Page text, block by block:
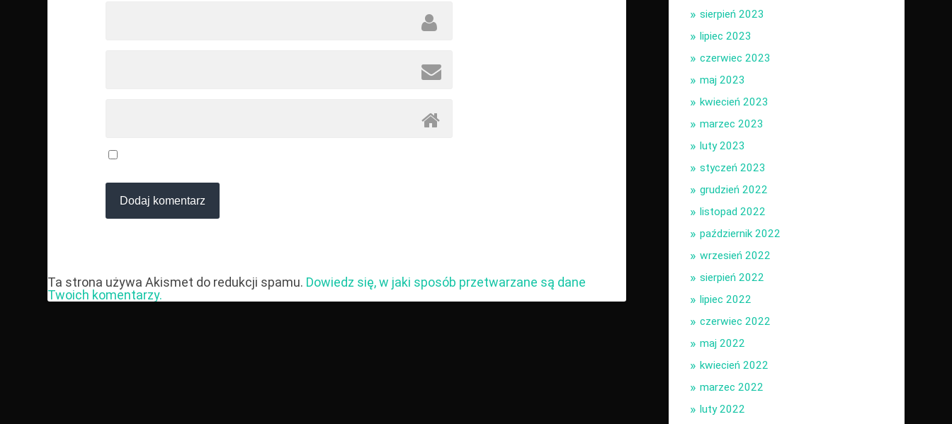
Ta strona używa Akismet do redukcji spamu. Dowiedz się, w jaki sposób przetwarzane są dane
Twoich komentarzy.
sierpień 2023
lipiec 2023
czerwiec 2023
maj 2023
kwiecień 2023
marzec 2023
luty 2023
styczeń 2023
grudzień 2022
listopad 2022
październik 2022
wrzesień 2022
sierpień 2022
lipiec 2022
czerwiec 2022
maj 2022
kwiecień 2022
marzec 2022
luty 2022